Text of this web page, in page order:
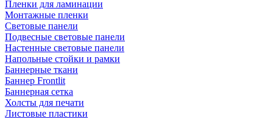
Пленки для ламинации
Монтажные пленки
Световые панели
Подвесные световые панели
Настенные световые панели
Напольные стойки и рамки
Баннерные ткани
Баннер Frontlit
Баннерная сетка
Холсты для печати
Листовые пластики